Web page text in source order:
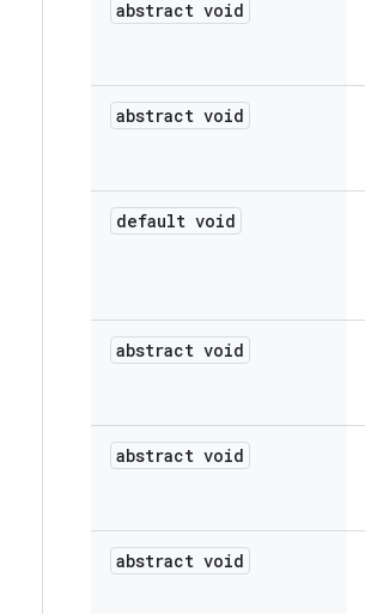
abstract void
abstract void
default void
abstract void
abstract void
abstract void